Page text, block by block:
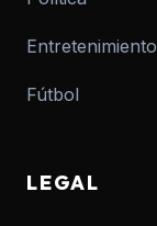
Entretenimiento
Fútbol
LEGAL